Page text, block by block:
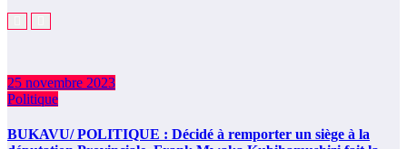
25 novembre 2023
Politique
BUKAVU/ POLITIQUE : Décidé à remporter un siège à la